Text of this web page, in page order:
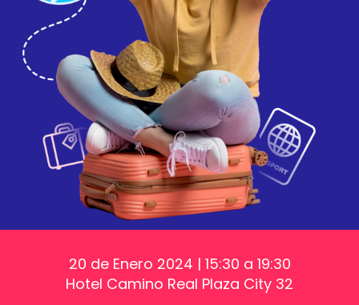
20 de Enero 2024 | 15:30 a 19:30
Hotel Camino Real Plaza City 32